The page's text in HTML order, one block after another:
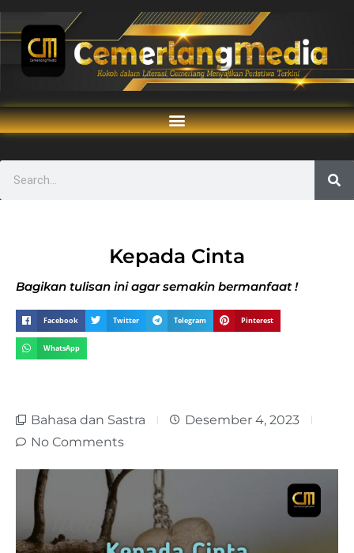
Kepada Cinta
Bagikan tulisan ini agar semakin bermanfaat !
Facebook Twitter Telegram Pinterest
WhatsApp
Bahasa dan Sastra
Desember 4, 2023
No Comments